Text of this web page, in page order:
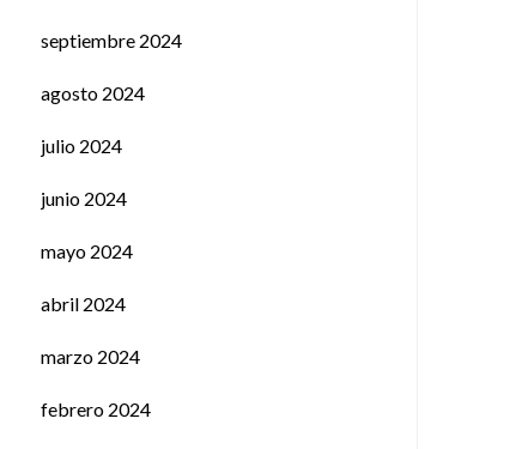
septiembre 2024
agosto 2024
julio 2024
junio 2024
mayo 2024
abril 2024
marzo 2024
febrero 2024